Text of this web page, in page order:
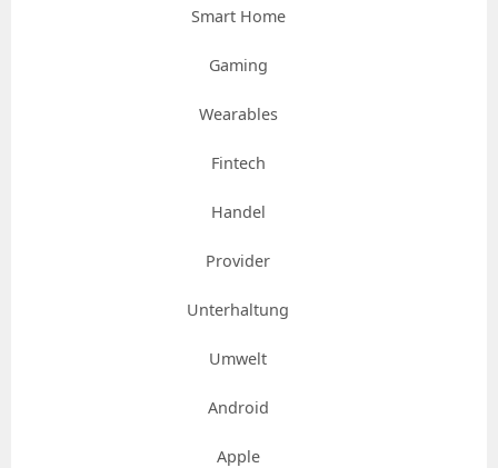
Smart Home
Gaming
Wearables
Fintech
Handel
Provider
Unterhaltung
Umwelt
Android
Apple